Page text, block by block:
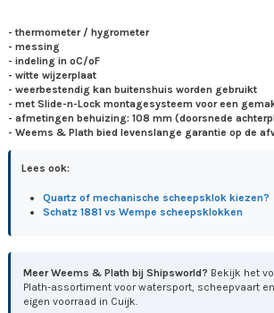
- thermometer / hygrometer
- messing
- indeling in ºC/ºF
- witte wijzerplaat
- weerbestendig kan buitenshuis worden gebruikt
- met Slide-n-Lock montagesysteem voor een
- afmetingen behuizing: 108 mm (doorsnede
- Weems & Plath bied levenslange garantie op de
Lees ook:
Quartz of mechanische scheepsklok kiezen?
Schatz 1881 vs Wempe scheepsklokken
Meer Weems & Plath bij Shipsworld? Bekijk het
Plath-assortiment voor watersport, scheepvaart
eigen voorraad in Cuijk.